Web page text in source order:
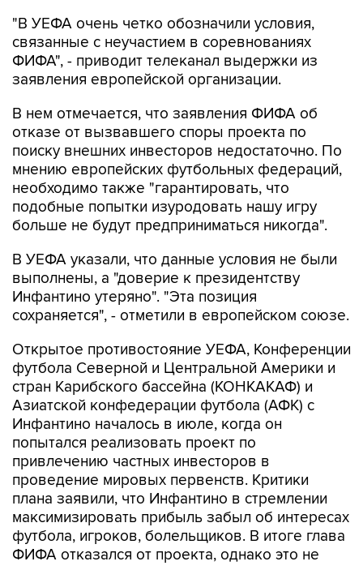
"В УЕФА очень четко обозначили условия,
связанные с неучастием в соревнованиях
ФИФА", - приводит телеканал выдержки из
заявления европейской организации.
В нем отмечается, что заявления ФИФА об
отказе от вызвавшего споры проекта по
поиску внешних инвесторов недостаточно. По
мнению европейских футбольных федераций,
необходимо также "гарантировать, что
подобные попытки изуродовать нашу игру
больше не будут предприниматься никогда".
В УЕФА указали, что данные условия не были
выполнены, а "доверие к президентству
Инфантино утеряно". "Эта позиция
сохраняется", - отметили в европейском союзе.
Открытое противостояние УЕФА, Конференции
футбола Северной и Центральной Америки и
стран Карибского бассейна (КОНКАКАФ) и
Азиатской конфедерации футбола (АФК) с
Инфантино началось в июле, когда он
попытался реализовать проект по
привлечению частных инвесторов в
проведение мировых первенств. Критики
плана заявили, что Инфантино в стремлении
максимизировать прибыль забыл об интересах
футбола, игроков, болельщиков. В итоге глава
ФИФА отказался от проекта, однако это не